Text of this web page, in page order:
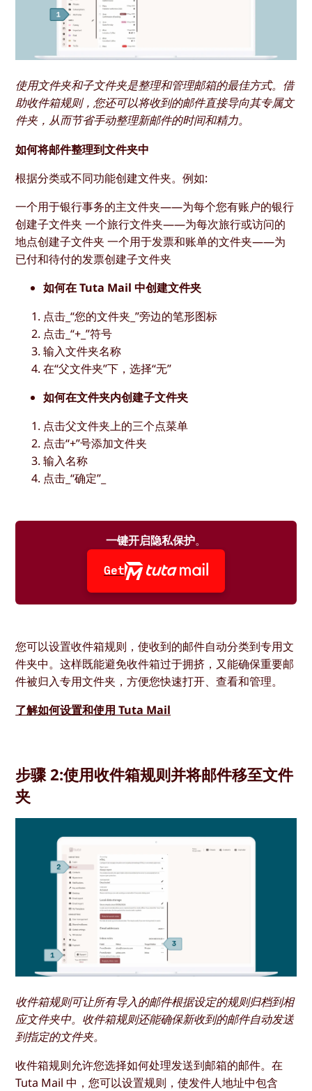
使用文件夹和子文件夹是整理和管理邮箱的最佳方式。借
助收件箱规则，您还可以将收到的邮件直接导向其专属文
件夹，从而节省手动整理新邮件的时间和精力。
如何将邮件整理到文件夹中
根据分类或不同功能创建文件夹。例如:
一个用于银行事务的主文件夹——为每个您有账户的银行
创建子文件夹 一个旅行文件夹——为每次旅行或访问的
地点创建子文件夹 一个用于发票和账单的文件夹——为
已付和待付的发票创建子文件夹
如何在 Tuta Mail 中创建文件夹
点击_“您的文件夹_”旁边的笔形图标
点击_“+_”符号
输入文件夹名称
在“父文件夹”下，选择“无”
如何在文件夹内创建子文件夹
点击父文件夹上的三个点菜单
点击“+”号添加文件夹
输入名称
点击_“确定”_
一键开启隐私保护。
Get
您可以设置收件箱规则，使收到的邮件自动分类到专用文
件夹中。这样既能避免收件箱过于拥挤，又能确保重要邮
件被归入专用文件夹，方便您快速打开、查看和管理。
了解如何设置和使用 Tuta Mail
步骤 2:使用收件箱规则并将邮件移至文件
夹
收件箱规则可让所有导入的邮件根据设定的规则归档到相
应文件夹中。收件箱规则还能确保新收到的邮件自动发送
到指定的文件夹。
收件箱规则允许您选择如何处理发送到邮箱的邮件。在
Tuta Mail 中，您可以设置规则，使发件人地址中包含